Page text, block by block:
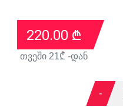
220.00 ₾
თვეში 21₾ -დან
-